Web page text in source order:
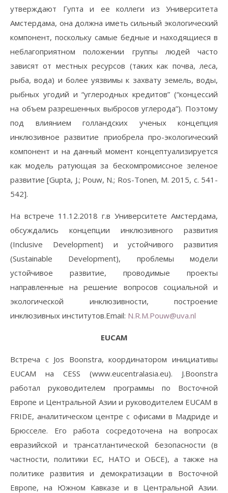
утверждают Гупта и ее коллеги из Университета
Амстердама, она должна иметь сильный экологический
компонент, поскольку самые бедные и находящиеся в
неблагоприятном положении группы людей часто
зависят от местных ресурсов (таких как почва, леса,
рыба, вода) и более уязвимы к захвату земель, воды,
рыбных угодий и “углеродных кредитов” (“концессий
на объем разрешенных выбросов углерода”). Поэтому
под влиянием голландских ученых концепция
инклюзивное развитие приобрела про-экологический
компонент и на данный момент концептуализируется
как модель ратующая за бескомпромиссное зеленое
развитие [Gupta, J.; Pouw, N.; Ros-Tonen, M. 2015, с. 541-
542].
На встрече 11.12.2018 г.в Университете Амстердама,
обсуждались концепции инклюзивного развития
(Inclusive Development) и устойчивого развития
(Sustainable Development), проблемы модели
устойчивое развитие, проводимые проекты
направленные на решение вопросов социальной и
экологической инклюзивности, построение
инклюзивных институтов.Email: N.R.M.Pouw@uva.nl
EUCAM
Встреча с Jos Boonstra, координатором инициативы
EUCAM на CESS (www.eucentralasia.eu). J.Boonstra
работал руководителем программы по Восточной
Европе и Центральной Азии и руководителем EUCAM в
FRIDE, аналитическом центре с офисами в Мадриде и
Брюсселе. Его работа сосредоточена на вопросах
евразийской и трансатлантической безопасности (в
частности, политики ЕС, НАТО и ОБСЕ), а также на
политике развития и демократизации в Восточной
Европе, на Южном Кавказе и в Центральной Азии.